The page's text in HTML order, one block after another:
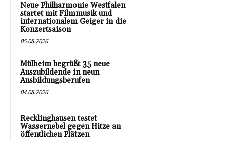
Neue Philharmonie Westfalen
startet mit Filmmusik und
internationalem Geiger in die
Konzertsaison
05.08.2026
Mülheim begrüßt 35 neue
Auszubildende in neun
Ausbildungsberufen
04.08.2026
Recklinghausen testet
Wassernebel gegen Hitze an
öffentlichen Plätzen